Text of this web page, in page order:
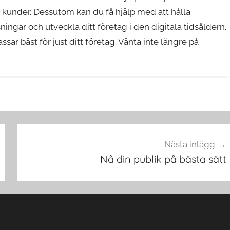
Dessutom kan du få hjälp med att hålla
och utveckla ditt företag i den digitala tidsåldern.
bäst för just ditt företag. Vänta inte längre på
Nästa inlägg
Nå din publik på bästa sätt